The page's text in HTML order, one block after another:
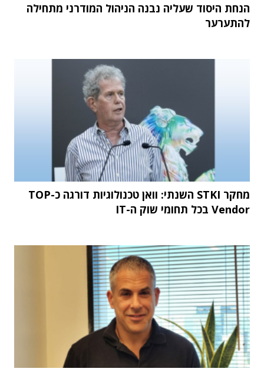
הנחת היסוד שעליה נבנה הניהול המודרני מתחילה
להתערער
מחקר STKI השנתי: וואן טכנולוגיות דורגה כ-TOP
Vendor בכל תחומי שוק ה-IT